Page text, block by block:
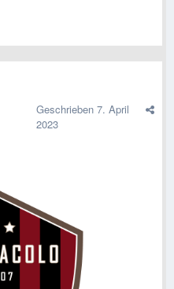
Geschrieben 7. April
2023